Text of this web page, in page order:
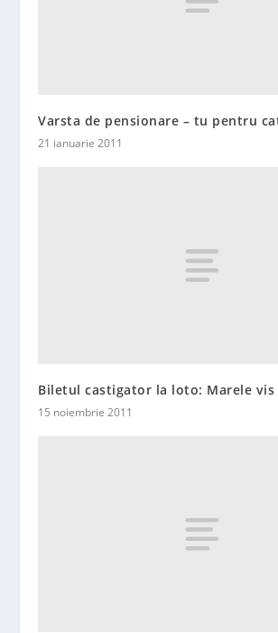
Varsta de pensionare – tu pentru
21 ianuarie 2011
Biletul castigator la loto: Marele vis
15 noiembrie 2011